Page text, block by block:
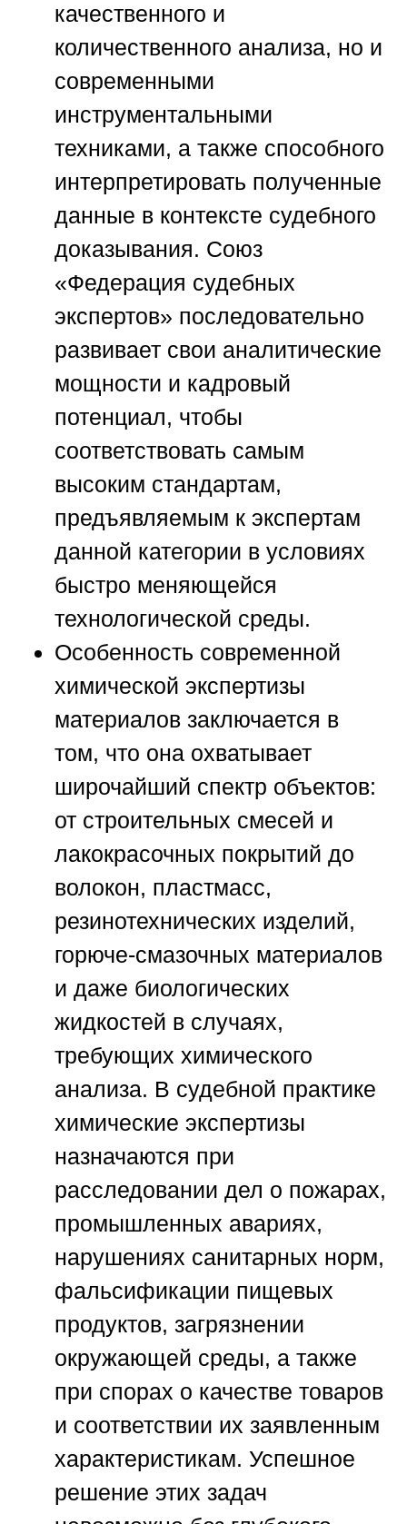
качественного и
количественного анализа, но и
современными
инструментальными
техниками, а также способного
интерпретировать полученные
данные в контексте судебного
доказывания. Союз
«Федерация судебных
экспертов» последовательно
развивает свои аналитические
мощности и кадровый
потенциал, чтобы
соответствовать самым
высоким стандартам,
предъявляемым к экспертам
данной категории в условиях
быстро меняющейся
технологической среды.
Особенность современной
химической экспертизы
материалов заключается в
том, что она охватывает
широчайший спектр объектов:
от строительных смесей и
лакокрасочных покрытий до
волокон, пластмасс,
резинотехнических изделий,
горюче-смазочных материалов
и даже биологических
жидкостей в случаях,
требующих химического
анализа. В судебной практике
химические экспертизы
назначаются при
расследовании дел о пожарах,
промышленных авариях,
нарушениях санитарных норм,
фальсификации пищевых
продуктов, загрязнении
окружающей среды, а также
при спорах о качестве товаров
и соответствии их заявленным
характеристикам. Успешное
решение этих задач